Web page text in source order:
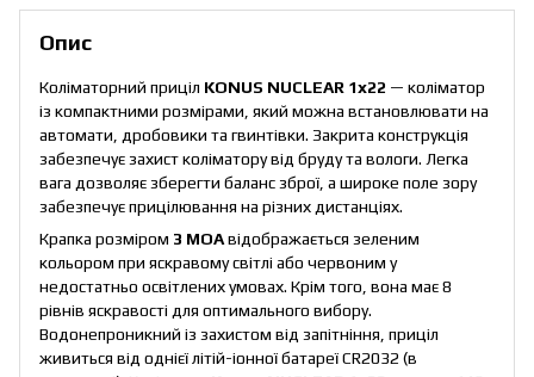
Опис
Коліматорний приціл KONUS NUCLEAR 1x22 — коліматор
із компактними розмірами, який можна встановлювати на
автомати, дробовики та гвинтівки. Закрита конструкція
забезпечує захист коліматору від бруду та вологи. Легка
вага дозволяє зберегти баланс зброї, а широке поле зору
забезпечує прицілювання на різних дистанціях.
Крапка розміром 3 МОАвідображається зеленим
кольором при яскравому світлі або червоним у
недостатньо освітлених умовах. Крім того, вона має 8
рівнів яскравості для оптимального вибору.
Водонепроникний із захистом від запітніння, приціл
живиться від однієї літій-іонної батареї CR2032 (в